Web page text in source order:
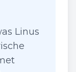
Linus